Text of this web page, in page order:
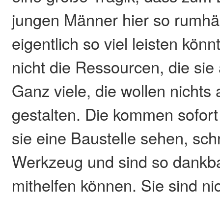
jungen Männer hier so
eigentlich so viel leisten
nicht die Ressourcen, die
Ganz viele, die wollen nichts
gestalten. Die kommen
sie eine Baustelle sehen,
Werkzeug und sind so
mithelfen können. Sie sind